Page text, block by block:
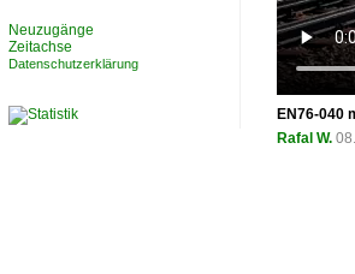
EN76-040
Rafal W.
Neuzugänge
Zeitachse
Datenschutzerklärung